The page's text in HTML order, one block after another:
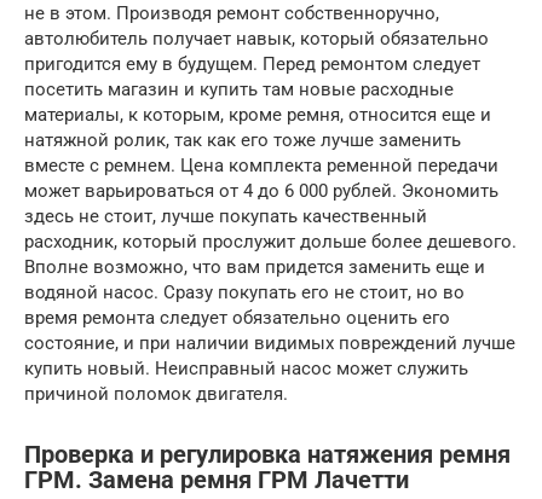
не в этом. Производя ремонт собственноручно,
автолюбитель получает навык, который обязательно
пригодится ему в будущем. Перед ремонтом следует
посетить магазин и купить там новые расходные
материалы, к которым, кроме ремня, относится еще и
натяжной ролик, так как его тоже лучше заменить
вместе с ремнем. Цена комплекта ременной передачи
может варьироваться от 4 до 6 000 рублей. Экономить
здесь не стоит, лучше покупать качественный
расходник, который прослужит дольше более дешевого.
Вполне возможно, что вам придется заменить еще и
водяной насос. Сразу покупать его не стоит, но во
время ремонта следует обязательно оценить его
состояние, и при наличии видимых повреждений лучше
купить новый. Неисправный насос может служить
причиной поломок двигателя.
Проверка и регулировка натяжения ремня
ГРМ. Замена ремня ГРМ Лачетти